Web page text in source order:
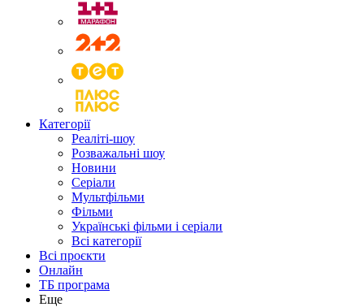
Категорії
Реаліті-шоу
Розважальні шоу
Новини
Серіали
Мультфільми
Фільми
Українські фільми і серіали
Всі категорії
Всі проєкти
Онлайн
ТБ програма
Еще